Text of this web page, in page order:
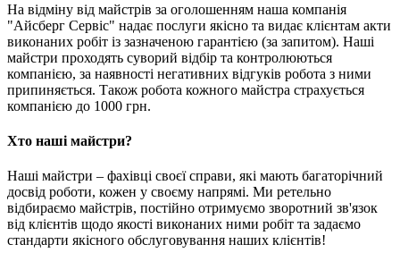
На відміну від майстрів за оголошенням наша компанія
"Айсберг Сервіс" надає послуги якісно та видає клієнтам акти
виконаних робіт із зазначеною гарантією (за запитом). Наші
майстри проходять суворий відбір та контролюються
компанією, за наявності негативних відгуків робота з ними
припиняється. Також робота кожного майстра страхується
компанією до 1000 грн.
Хто наші майстри?
Наші майстри – фахівці своєї справи, які мають багаторічний
досвід роботи, кожен у своєму напрямі. Ми ретельно
відбираємо майстрів, постійно отримуємо зворотний зв'язок
від клієнтів щодо якості виконаних ними робіт та задаємо
стандарти якісного обслуговування наших клієнтів!